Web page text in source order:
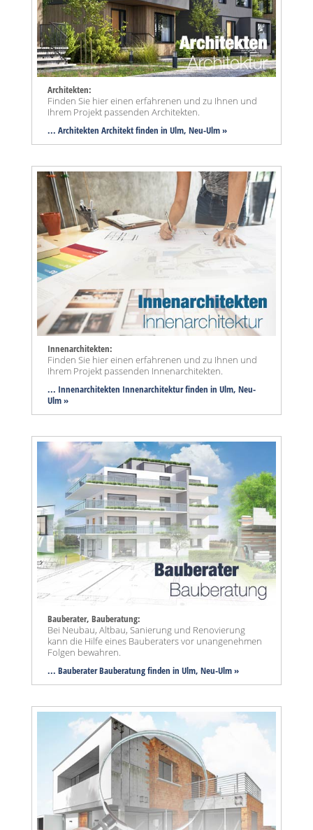
Architekten:
Finden Sie hier einen erfahrenen und zu Ihnen und
Ihrem Projekt passenden Architekten.
... Architekten Architekt finden in Ulm, Neu-Ulm »
Innenarchitekten:
Finden Sie hier einen erfahrenen und zu Ihnen und
Ihrem Projekt passenden Innenarchitekten.
... Innenarchitekten Innenarchitektur finden in Ulm, Neu-
Ulm »
Bauberater, Bauberatung:
Bei Neubau, Altbau, Sanierung und Renovierung
kann die Hilfe eines Bauberaters vor unangenehmen
Folgen bewahren.
... Bauberater Bauberatung finden in Ulm, Neu-Ulm »